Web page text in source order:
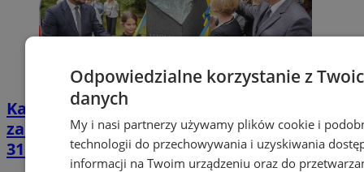
Katowice wybierają kolejnego artystę
zasłużonego dla miasta i regionu. Głosuj do
31 marca!
Odpowiedzialne korzystanie z
danych
My i nasi partnerzy używamy plików cookie i
technologii do przechowywania i uzyskiwania
informacji na Twoim urządzeniu oraz do